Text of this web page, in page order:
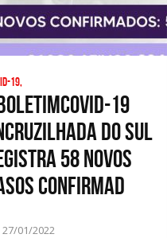
19,
19
do Sul
58 novos
confirmad
27/01/2022